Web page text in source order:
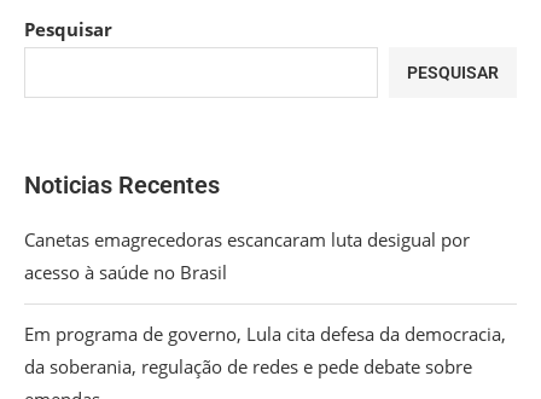
Pesquisar
PESQUISAR
Noticias Recentes
Canetas emagrecedoras escancaram luta desigual por
acesso à saúde no Brasil
Em programa de governo, Lula cita defesa da democracia,
da soberania, regulação de redes e pede debate sobre